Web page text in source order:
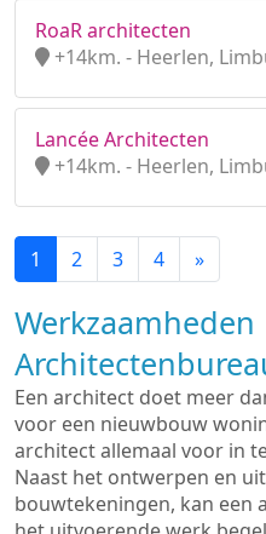
RoaR architecten
+14km. - Heerlen,
Lancée Architecten
+14km. - Heerlen,
1 2 3 4 »
Werkzaamheden
Een architect doet meer
voor een nieuwbouw
architect allemaal voor in
Naast het ontwerpen en
bouwtekeningen, kan een